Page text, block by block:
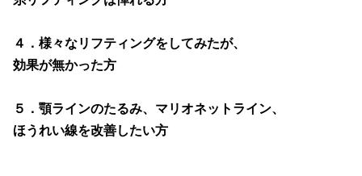
４．様々なリフティングをしてみたが、
効果が無かった方
５．顎ラインのたるみ、マリオネットライン、
ほうれい線を改善したい方